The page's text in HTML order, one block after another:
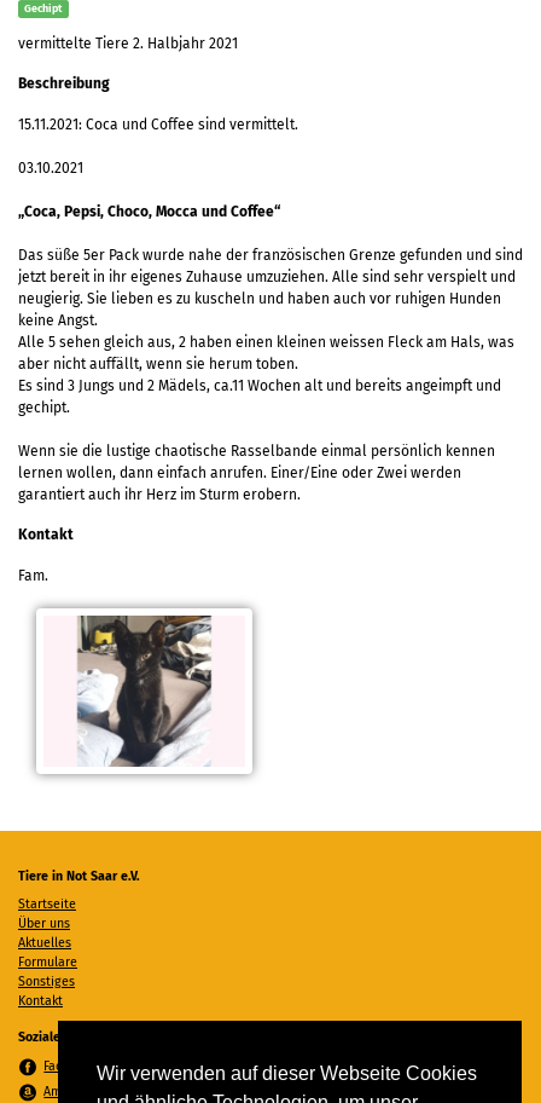
Wir verwenden auf dieser Webseite Cookies
Gechipt
vermittelte Tiere 2. Halbjahr 2021
Beschreibung
15.11.2021: Coca und Coffee sind vermittelt.
03.10.2021
„Coca, Pepsi, Choco, Mocca und Coffee“
Das süße 5er Pack wurde nahe der französischen Grenze gefunden und sind
jetzt bereit in ihr eigenes Zuhause umzuziehen. Alle sind sehr verspielt und
neugierig. Sie lieben es zu kuscheln und haben auch vor ruhigen Hunden
keine Angst.
Alle 5 sehen gleich aus, 2 haben einen kleinen weissen Fleck am Hals, was
aber nicht auffällt, wenn sie herum toben.
Es sind 3 Jungs und 2 Mädels, ca.11 Wochen alt und bereits angeimpft und
gechipt.
Wenn sie die lustige chaotische Rasselbande einmal persönlich kennen
lernen wollen, dann einfach anrufen. Einer/Eine oder Zwei werden
garantiert auch ihr Herz im Sturm erobern.
Kontakt
Fam.
Tiere in Not Saar e.V.
Startseite
Über uns
Aktuelles
Formulare
Sonstiges
Kontakt
Soziale Medien
Facebook
Amazon Wunschzettel